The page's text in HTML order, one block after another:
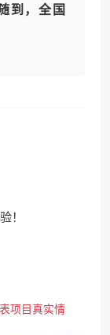
到，全国
！
项目真实情